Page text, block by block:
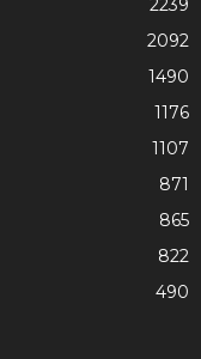
2239
2092
1490
1176
1107
871
865
822
490